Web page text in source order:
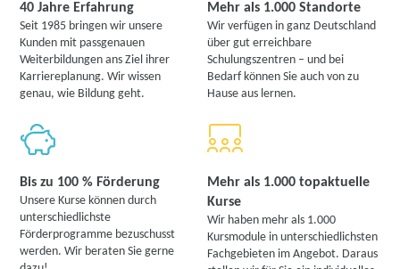
40 Jahre Erfahrung
Seit 1985 bringen wir unsere
Kunden mit passgenauen
Weiterbildungen ans Ziel ihrer
Karriereplanung. Wir wissen
genau, wie Bildung geht.
Mehr als 1.000 Standorte
Wir verfügen in ganz Deutschland
über gut erreichbare
Schulungszentren – und bei
Bedarf können Sie auch von zu
Hause aus lernen.
Bis zu 100 % Förderung
Unsere Kurse können durch
unterschiedlichste
Förderprogramme bezuschusst
werden. Wir beraten Sie gerne
Mehr als 1.000 topaktuelle
Kurse
Wir haben mehr als 1.000
Kursmodule in unterschiedlichsten
Fachgebieten im Angebot. Daraus